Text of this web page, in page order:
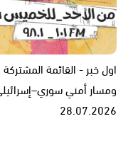
اول خبر - القائمة
ومسار أمني
28.07.2026